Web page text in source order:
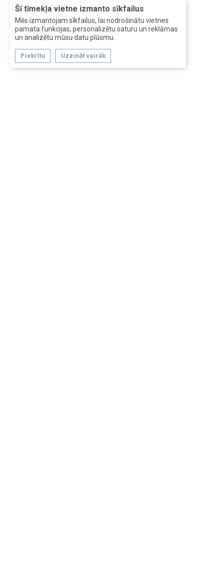
Šī tīmekļa vietne izmanto sīkfailus
Mēs izmantojam sīkfailus, lai nodrošinātu vietnes
pamata funkcijas, personalizētu saturu un reklāmas
un analizētu mūsu datu plūsmu.
Piekrītu Uzzināt vairāk